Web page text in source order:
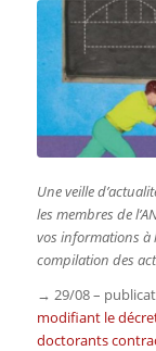
Une veille
les membres de
vos informations à
compilation des
→ 29/08 –
modifiant le
doctorants